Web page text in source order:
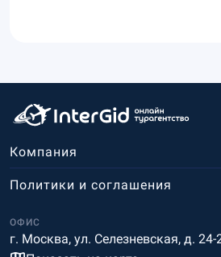
Компания
ОФИС
г. Москва, ул. Селезневская, д. 24-
Политики и соглашения